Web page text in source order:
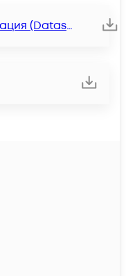
Техническая спецификация (Datasheet)